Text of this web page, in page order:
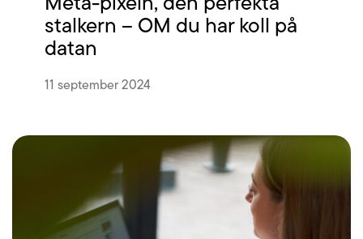
Meta-pixeln, den perfekta
stalkern – OM du har koll på
datan
11 september 2024